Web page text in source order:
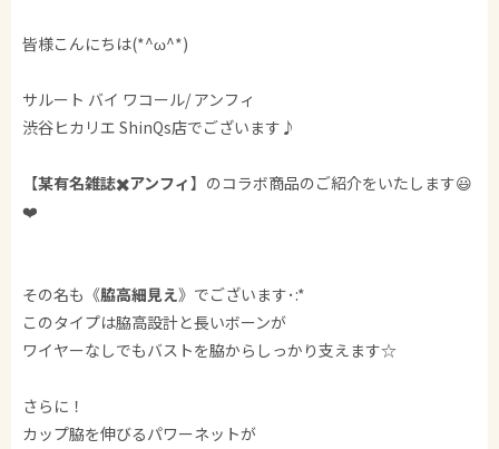
皆様こんにちは(*^ω^*)
サルート バイ ワコール/ アンフィ
渋谷ヒカリエ ShinQs店でございます♪
【某有名雑誌✖️アンフィ】のコラボ商品のご紹介をいたします😃
❤️
その名も《脇高細見え》でございます･:*
このタイプは脇高設計と長いボーンが
ワイヤーなしでもバストを脇からしっかり支えます☆
さらに！
カップ脇を伸びるパワーネットが